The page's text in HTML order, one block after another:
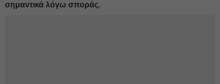
σημαντικά λόγω σποράς.